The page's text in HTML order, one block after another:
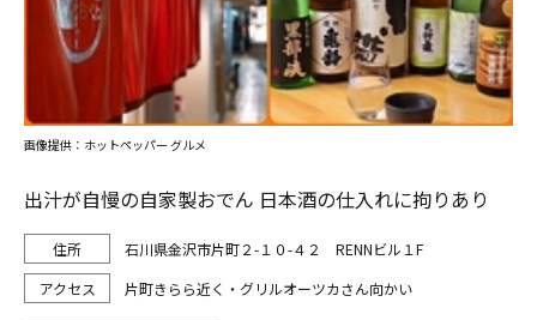
出汁が自慢の自家製おでん 日本酒の仕入れに拘りあり
石川県金沢市片町２-１０-４２ RENNビル１F
片町きらら近く・グリルオーツカさん向かい
画像提供：ホットペッパー グルメ